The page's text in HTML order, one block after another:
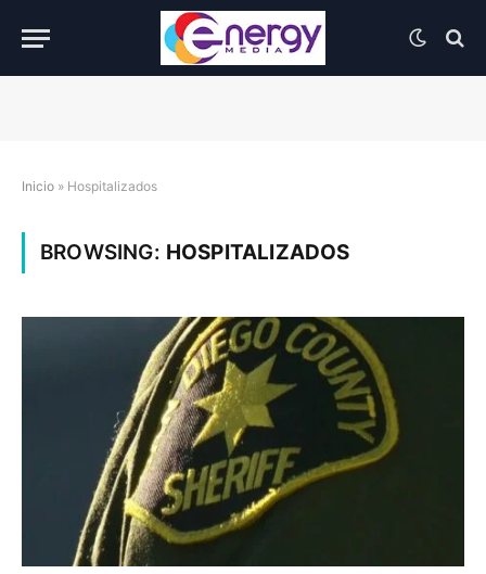
Inicio » Hospitalizados
BROWSING: HOSPITALIZADOS